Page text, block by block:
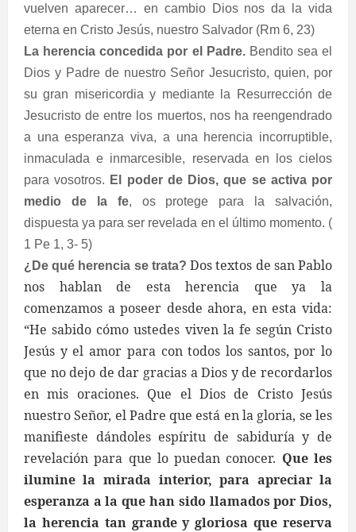
vuelven aparecer… en cambio Dios nos da la vida
eterna en Cristo Jesús, nuestro Salvador (Rm 6, 23)
La herencia concedida por el Padre. Bendito sea el
Dios y Padre de nuestro Señor Jesucristo, quien, por
su gran misericordia y mediante la Resurrección de
Jesucristo de entre los muertos, nos ha reengendrado
a una esperanza viva, a una herencia incorruptible,
inmaculada e inmarcesible, reservada en los cielos
para vosotros. El poder de Dios, que se activa por
medio de la fe, os protege para la salvación,
dispuesta ya para ser revelada en el último momento. (
1 Pe 1, 3- 5)
¿De qué herencia se trata?Dos textos de san Pablo
nos hablan de esta herencia que ya la
comenzamos a poseer desde ahora, en esta vida:
“He sabido cómo ustedes viven la fe según Cristo
Jesús y el amor para con todos los santos, por lo
que no dejo de dar gracias a Dios y de recordarlos
en mis oraciones. Que el Dios de Cristo Jesús
nuestro Señor, el Padre que está en la gloria, se les
manifieste dándoles espíritu de sabiduría y de
revelación para que lo puedan conocer. Que les
ilumine la mirada interior, para apreciar la
esperanza a la que han sido llamados por Dios,
la herencia tan grande y gloriosa que reserva